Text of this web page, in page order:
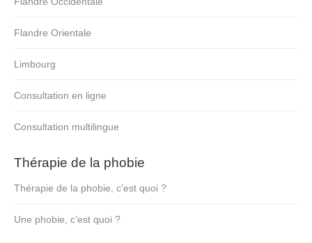
Flandre Orientale
Limbourg
Consultation en ligne
Consultation multilingue
Thérapie de la phobie
Thérapie de la phobie, c’est quoi ?
Une phobie, c’est quoi ?